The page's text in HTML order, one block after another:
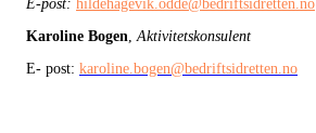
E-post: hildehagevik.odde@bedriftsidretten.no
Karoline Bogen,Aktivitetskonsulent
E- post: karoline.bogen@bedriftsidretten.no